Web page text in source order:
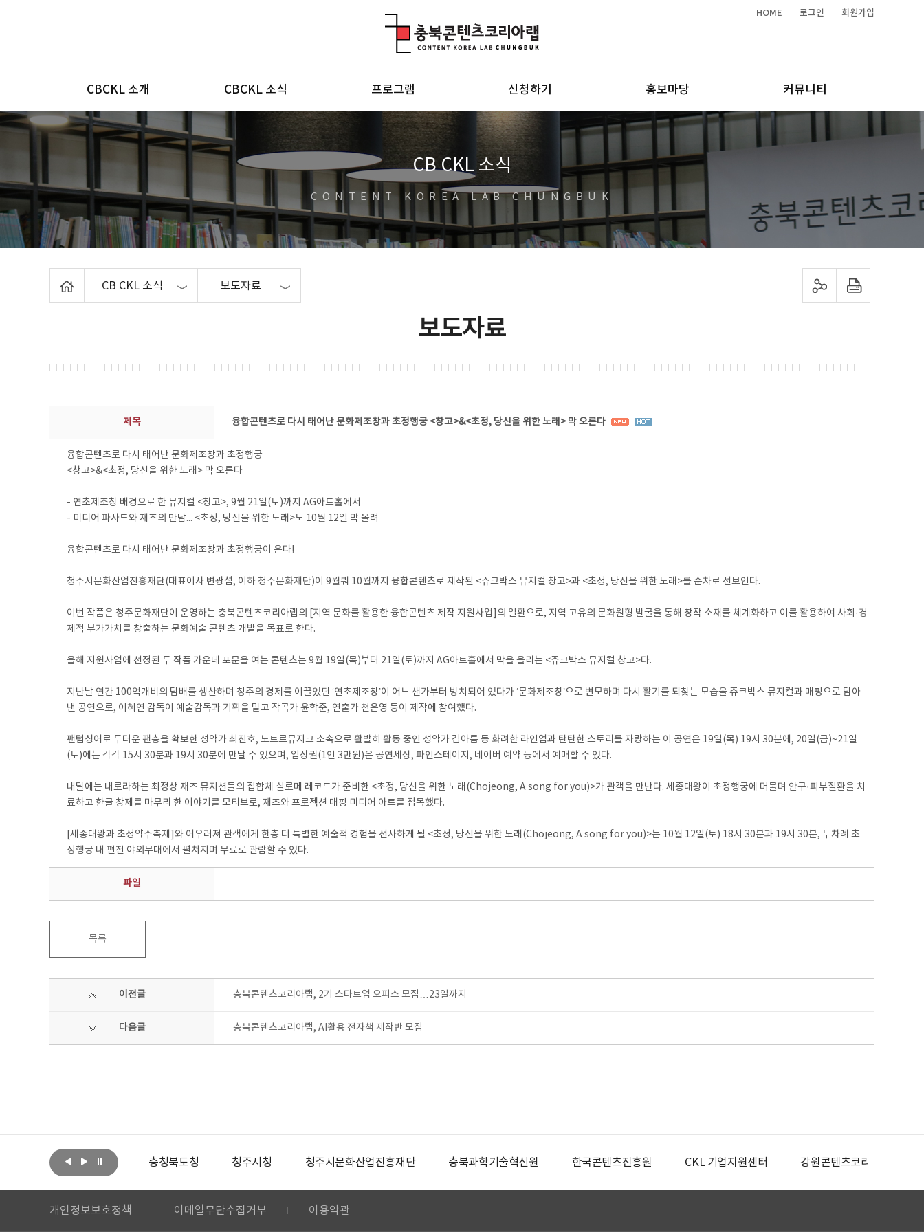
HOME 로그인 회원가입
메뉴
CBCKL 소개 CBCKL 소식 프로그램 신청하기 홍보마당 커뮤니티
CB CKL 소식
CONTENT KOREA LAB CHUNGBUK
CB CKL 소식 보도자료 sns 공유하기 프린트하기
보도자료
보도자료 상세보기 - 제목, 담당부서, 담당자, 담당연락처, 내용, 첨부파일 정보 제공
제목 융합콘텐츠로 다시 태어난 문화제조창과 초정행궁 <창고>&<초정, 당신을 위한 노래> 막 오른다
융합콘텐츠로 다시 태어난 문화제조창과 초정행궁
<창고>&<초정, 당신을 위한 노래> 막 오른다
- 연초제조창 배경으로 한 뮤지컬 <창고>, 9월 21일(토)까지 AG아트홀에서
- 미디어 파사드와 재즈의 만남... <초정, 당신을 위한 노래>도 10월 12일 막 올려
융합콘텐츠로 다시 태어난 문화제조창과 초정행궁이 온다!
청주시문화산업진흥재단(대표이사 변광섭, 이하 청주문화재단)이 9월붜 10월까지 융합콘텐츠로 제작된 <쥬크박스 뮤지컬 창고>과 <초정, 당신을 위한 노래>를 순차로 선보인다.
이번 작품은 청주문화재단이 운영하는 충북콘텐츠코리아랩의 [지역 문화를 활용한 융합콘텐츠 제작 지원사업]의 일환으로, 지역 고유의 문화원형 발굴을 통해 창작 소재를 체계화하고 이를 활용하여 사회·경
제적 부가가치를 창출하는 문화예술 콘텐츠 개발을 목표로 한다.
올해 지원사업에 선정된 두 작품 가운데 포문을 여는 콘텐츠는 9월 19일(목)부터 21일(토)까지 AG아트홀에서 막을 올리는 <쥬크박스 뮤지컬 창고>다.
지난날 연간 100억개비의 담배를 생산하며 청주의 경제를 이끌었던 ‘연초제조창’이 어느 샌가부터 방치되어 있다가 ‘문화제조창’으로 변모하며 다시 활기를 되찾는 모습을 쥬크박스 뮤지컬과 매핑으로 담아
낸 공연으로, 이혜연 감독이 예술감독과 기획을 맡고 작곡가 윤학준, 연출가 천은영 등이 제작에 참여했다.
팬텀싱어로 두터운 팬층을 확보한 성악가 최진호, 노트르뮤지크 소속으로 활발히 활동 중인 성악가 김아름 등 화려한 라인업과 탄탄한 스토리를 자랑하는 이 공연은 19일(목) 19시 30분에, 20일(금)~21일
(토)에는 각각 15시 30분과 19시 30분에 만날 수 있으며, 입장권(1인 3만원)은 공연세상, 파인스테이지, 네이버 예약 등에서 예매할 수 있다.
내달에는 내로라하는 최정상 재즈 뮤지션들의 집합체 살로메 레코드가 준비한 <초정, 당신을 위한 노래(Chojeong, A song for you)>가 관객을 만난다. 세종대왕이 초정행궁에 머물며 안구·피부질환을 치
료하고 한글 창제를 마무리 한 이야기를 모티브로, 재즈와 프로젝션 매핑 미디어 아트를 접목했다.
[세종대왕과 초정약수축제]와 어우러져 관객에게 한층 더 특별한 예술적 경험을 선사하게 될 <초정, 당신을 위한 노래(Chojeong, A song for you)>는 10월 12일(토) 18시 30분과 19시 30분, 두차례 초
정행궁 내 편전 야외무대에서 펼쳐지며 무료로 관람할 수 있다.
파일
목록
이전글 충북콘텐츠코리아랩, 2기 스타트업 오피스 모집…23일까지
다음글 충북콘텐츠코리아랩, AI활용 전자책 제작반 모집
문화체육관광부 충청북도청 청주시청 청주시문화산업진흥재단 충북과학기술혁신원 한국콘텐츠진흥원 CKL 기업지원센터 강원콘텐츠코리아랩
개인정보보호정책 이메일무단수집거부 이용약관